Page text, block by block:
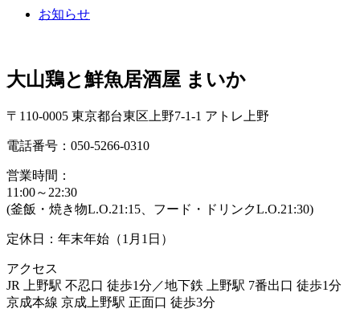
お知らせ
大山鶏と鮮魚居酒屋 まいか
〒110-0005 東京都台東区上野7-1-1 アトレ上野
電話番号：050-5266-0310
営業時間：
11:00～22:30
(釜飯・焼き物L.O.21:15、フード・ドリンクL.O.21:30)
定休日：年末年始（1月1日）
アクセス
JR 上野駅 不忍口 徒歩1分／地下鉄 上野駅 7番出口 徒歩1分
京成本線 京成上野駅 正面口 徒歩3分